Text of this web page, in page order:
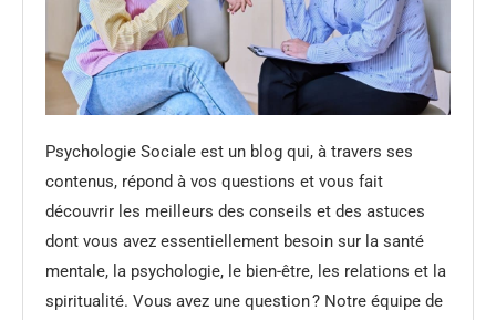
Psychologie Sociale est un blog qui, à travers ses
contenus, répond à vos questions et vous fait
découvrir les meilleurs des conseils et des astuces
dont vous avez essentiellement besoin sur la santé
mentale, la psychologie, le bien-être, les relations et la
spiritualité. Vous avez une question ? Notre équipe de